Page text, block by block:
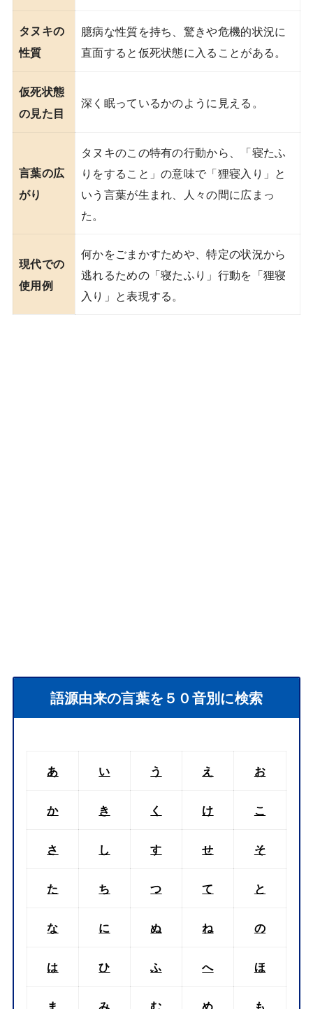
タヌキの
性質
臆病な性質を持ち、驚きや危機的状況に
直面すると仮死状態に入ることがある。
仮死状態
の見た目
深く眠っているかのように見える。
言葉の広
がり
タヌキのこの特有の行動から、「寝たふ
りをすること」の意味で「狸寝入り」と
いう言葉が生まれ、人々の間に広まっ
た。
現代での
使用例
何かをごまかすためや、特定の状況から
逃れるための「寝たふり」行動を「狸寝
入り」と表現する。
語源由来の言葉を５０音別に検索
あ い う え お
か き く け こ
さ し す せ そ
た ち つ て と
な に ぬ ね の
は ひ ふ へ ほ
ま み む め も